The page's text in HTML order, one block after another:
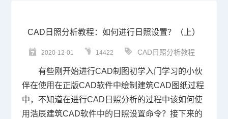
CAD日照分析教程：如何进行日照设置？（上）
2020-12-01 14422 CAD日照分析教程
有些刚开始进行CAD制图初学入门学习的小伙
伴在使用在正版CAD软件中绘制 建筑CAD 图纸过程
中，不知道在进行CAD日照分析的过程中该如何使
用浩辰建筑CAD软件中的日照设置命令？接下来的